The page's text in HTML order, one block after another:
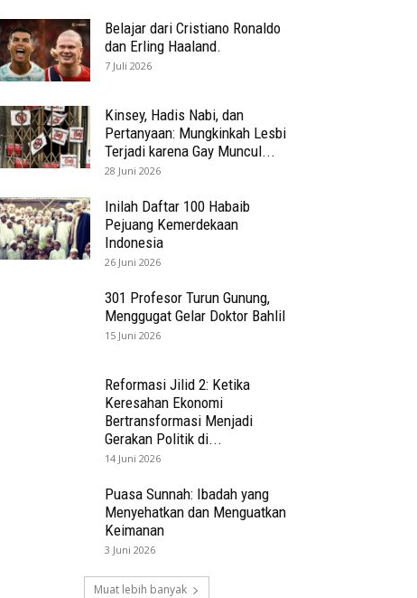
Belajar dari Cristiano Ronaldo
dan Erling Haaland.
7 Juli 2026
Kinsey, Hadis Nabi, dan
Pertanyaan: Mungkinkah Lesbi
Terjadi karena Gay Muncul...
28 Juni 2026
Inilah Daftar 100 Habaib
Pejuang Kemerdekaan
Indonesia
26 Juni 2026
301 Profesor Turun Gunung,
Menggugat Gelar Doktor Bahlil
15 Juni 2026
Reformasi Jilid 2: Ketika
Keresahan Ekonomi
Bertransformasi Menjadi
Gerakan Politik di...
14 Juni 2026
Puasa Sunnah: Ibadah yang
Menyehatkan dan Menguatkan
Keimanan
3 Juni 2026
Muat lebih banyak